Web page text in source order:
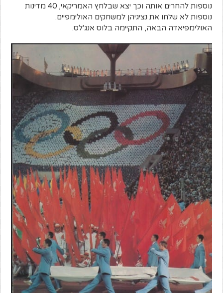
נוספות להחרים אותה וכך יצא שבלחץ האמריקאי, 40 מדינות
נוספות לא שלחו את נציגיהן למשחקים האולימפיים.
האולימפיאדה הבאה, התקיימה בלוס אנג'לס.